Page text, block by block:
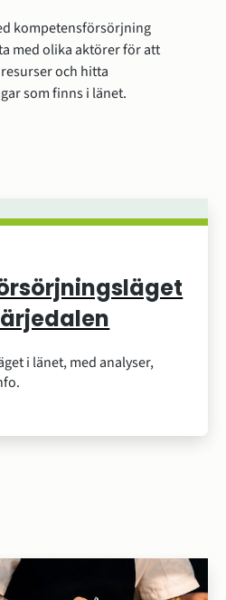
kompetensförsörjning
med olika aktörer för att
och hitta
som finns i länet.
i länet, med analyser,